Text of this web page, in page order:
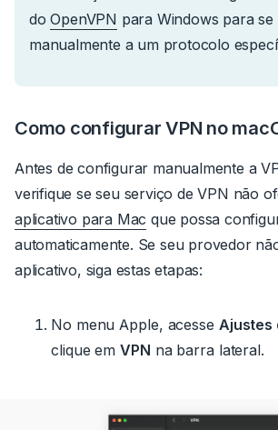
doOpenVPN para Windows para
manualmente a um protocolo
Como configurar VPN no
Antes de configurar manualmente a
verifique se seu serviço de VPN não
aplicativo para Mac que possa
automaticamente. Se seu provedor
aplicativo, siga estas etapas:
No menu Apple, acesse Ajustes
clique emVPN na barra lateral.